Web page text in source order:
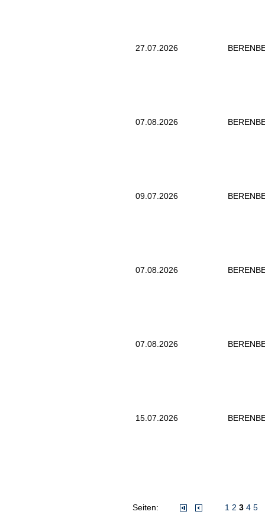
27.07.2026
07.08.2026
09.07.2026
07.08.2026
07.08.2026
15.07.2026
Seiten: 1 2 3 4 5